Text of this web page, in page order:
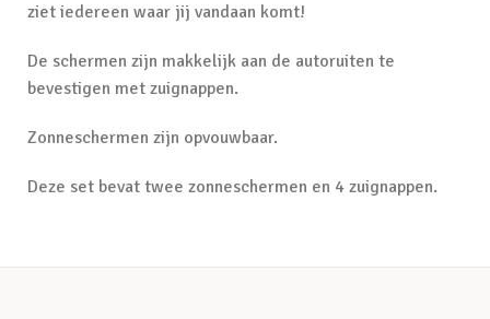
ziet iedereen waar jij vandaan komt!
De schermen zijn makkelijk aan de autoruiten te
bevestigen met zuignappen.
Zonneschermen zijn opvouwbaar.
Deze set bevat twee zonneschermen en 4 zuignappen.